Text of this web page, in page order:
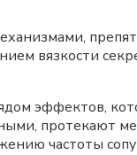
вязкости
эффектов,
протекают
частоты